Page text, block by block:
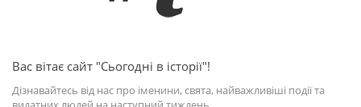
Вас вітає сайт "Сьогодні в історії"!
Дізнавайтесь від нас про іменини, свята, найважливіші події та